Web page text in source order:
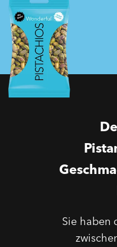
Sie haben